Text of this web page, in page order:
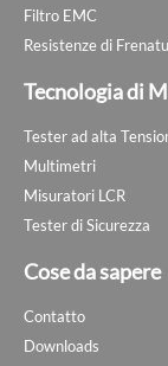
Filtro EMC
Resistenze di
Tecnologia di
Tester ad alta
Multimetri
Misuratori LCR
Tester di Sicurezza
Cose da sapere
Contatto
Downloads